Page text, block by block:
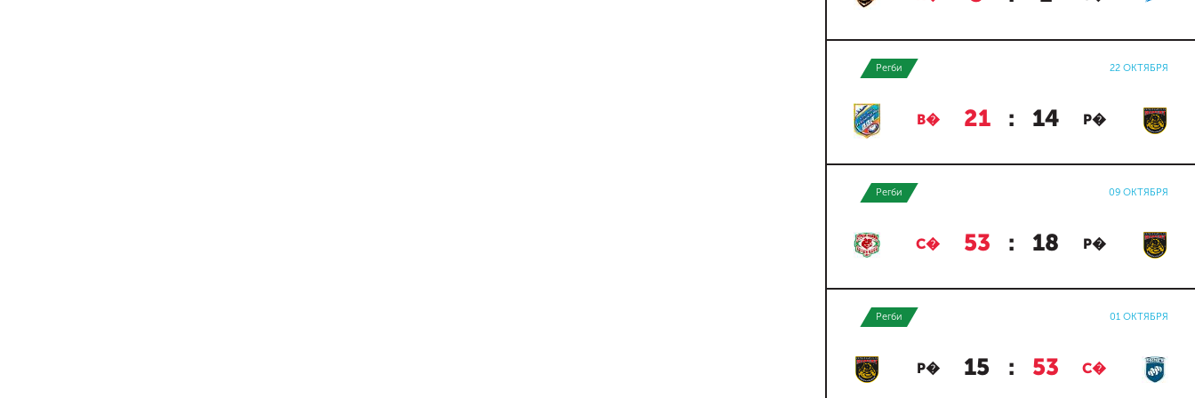
Регби 22 ОКТЯБРЯ
В� 21 : 14 Р�
Регби 09 ОКТЯБРЯ
С� 53 : 18 Р�
Регби 01 ОКТЯБРЯ
Р� 15 : 53 С�